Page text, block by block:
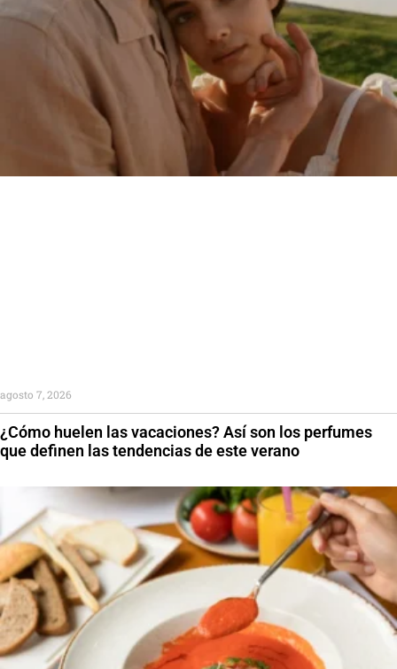
¿Cómo huelen las vacaciones? Así son los perfumes
que definen las tendencias de este verano
agosto 7, 2026